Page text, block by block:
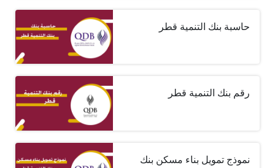
حاسبة بنك التنمية قطر
رقم بنك التنمية قطر
نموذج تمويل بناء مسكن بنك